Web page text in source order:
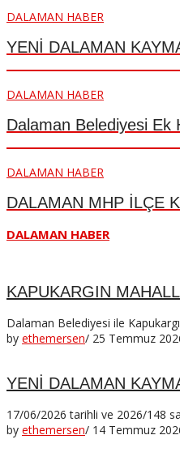
DALAMAN HABER
YENİ DALAMAN
DALAMAN HABER
Dalaman Belediyesi Ek
DALAMAN HABER
DALAMAN MHP İLÇE
DALAMAN HABER
KAPUKARGIN
Dalaman Belediyesi ile
by ethemersen/ 25 Temmuz
YENİ DALAMAN
17/06/2026 tarihli ve 2026/148
by ethemersen/ 14 Temmuz